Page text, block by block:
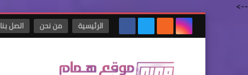
-->
الرئيسية من نحن اتصل بنا